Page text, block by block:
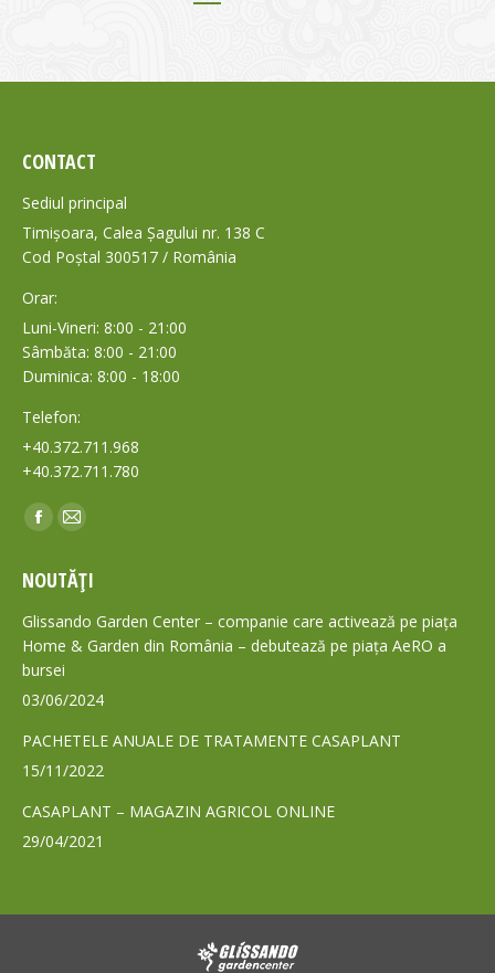
CONTACT
Sediul principal
Timișoara, Calea Șagului nr. 138 C
Cod Poștal 300517 / România
Orar:
Luni-Vineri: 8:00 - 21:00
Sâmbăta: 8:00 - 21:00
Duminica: 8:00 - 18:00
Telefon:
+40.372.711.968
+40.372.711.780
Find us on:
Facebook
opens
in
new
window
Mail
opens
in
new
NOUTĂȚI
Glissando Garden Center – companie care activează pe piața
Home & Garden din România – debutează pe piața AeRO a
bursei
03/06/2024
PACHETELE ANUALE DE TRATAMENTE CASAPLANT
15/11/2022
CASAPLANT – MAGAZIN AGRICOL ONLINE
29/04/2021